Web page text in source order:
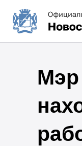
Мэр